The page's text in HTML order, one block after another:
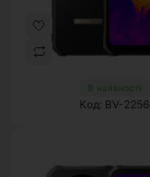
В наявності
Код: BV-2256